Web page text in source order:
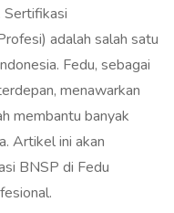
Sertifikasi
adalah salah satu
Fedu, sebagai
menawarkan
membantu banyak
Artikel ini akan
BNSP di Fedu